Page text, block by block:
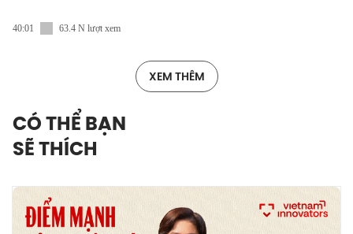
40:01 63.4 N lượt xem
XEM THÊM
CÓ THỂ BẠN
SẼ THÍCH